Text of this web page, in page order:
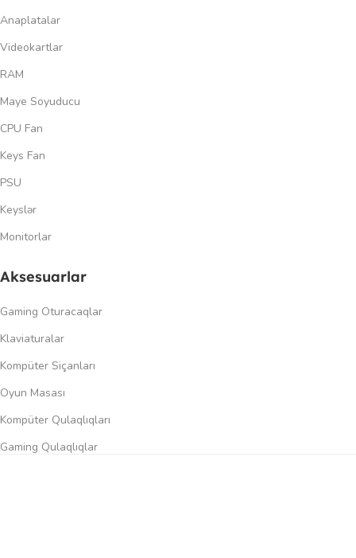
Anaplatalar
Videokartlar
RAM
Maye Soyuducu
CPU Fan
Keys Fan
PSU
Keyslər
Monitorlar
Aksesuarlar
Gaming Oturacaqlar
Klaviaturalar
Kompüter Siçanları
Oyun Masası
Kompüter Qulaqlıqları
Gaming Qulaqlıqlar